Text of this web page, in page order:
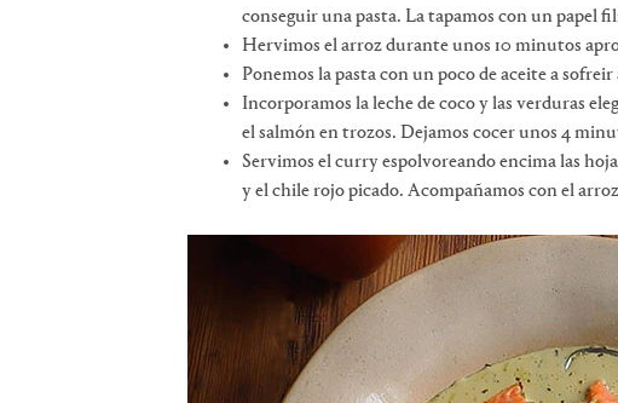
conseguir una pasta. La tapamos con un papel
Hervimos el arroz durante unos 10 minutos
Ponemos la pasta con un poco de aceite a
Incorporamos la leche de coco y las verduras
el salmón en trozos. Dejamos cocer unos 4
Servimos el curry espolvoreando encima las
y el chile rojo picado. Acompañamos con el